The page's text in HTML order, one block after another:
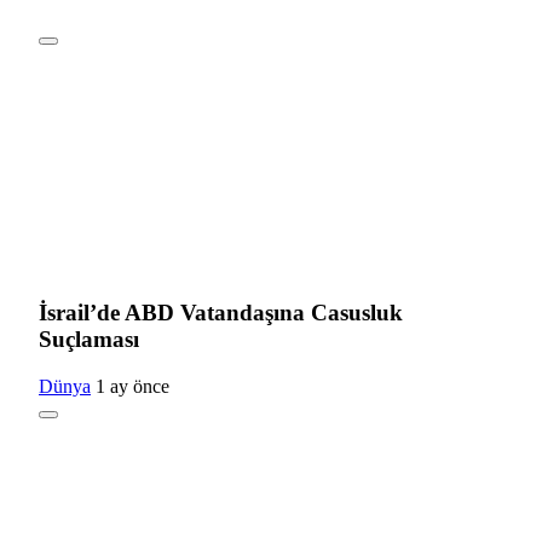
İsrail’de ABD Vatandaşına Casusluk
Suçlaması
Dünya 1 ay önce